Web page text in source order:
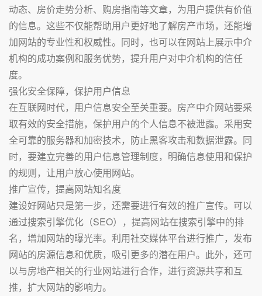
动态、房价走势分析、购房指南等文章，为用户提供有价值
的信息。这些不仅能帮助用户更好地了解房产市场，还能增
加网站的专业性和权威性。同时，也可以在网站上展示中介
机构的成功案例和服务优势，提升用户对中介机构的信任
度。
强化安全保障，保护用户信息
在互联网时代，用户信息安全至关重要。房产中介网站要采
取有效的安全措施，保护用户的个人信息不被泄露。采用安
全可靠的服务器和加密技术，防止黑客攻击和数据泄露。同
时，要建立完善的用户信息管理制度，明确信息使用和保护
的规则，让用户放心使用网站。
推广宣传，提高网站知名度
建设好网站只是第一步，还需要进行有效的推广宣传。可以
通过搜索引擎优化（SEO），提高网站在搜索引擎中的排
名，增加网站的曝光率。利用社交媒体平台进行推广，发布
网站的房源信息和优质，吸引更多的潜在用户。此外，还可
以与房地产相关的行业网站进行合作，进行资源共享和互
推，扩大网站的影响力。